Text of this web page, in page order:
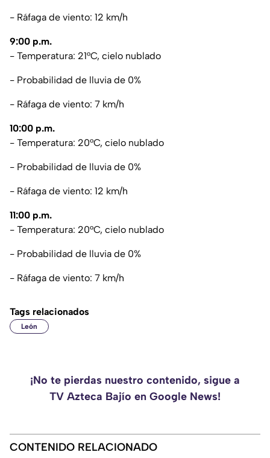
- Ráfaga de viento: 12 km/h
9:00 p.m.
- Temperatura: 21°C, cielo nublado
- Probabilidad de lluvia de 0%
- Ráfaga de viento: 7 km/h
10:00 p.m.
- Temperatura: 20°C, cielo nublado
- Probabilidad de lluvia de 0%
- Ráfaga de viento: 12 km/h
11:00 p.m.
- Temperatura: 20°C, cielo nublado
- Probabilidad de lluvia de 0%
- Ráfaga de viento: 7 km/h
Tags relacionados
León
¡No te pierdas nuestro contenido, sigue a
TV Azteca Bajío en Google News!
CONTENIDO RELACIONADO